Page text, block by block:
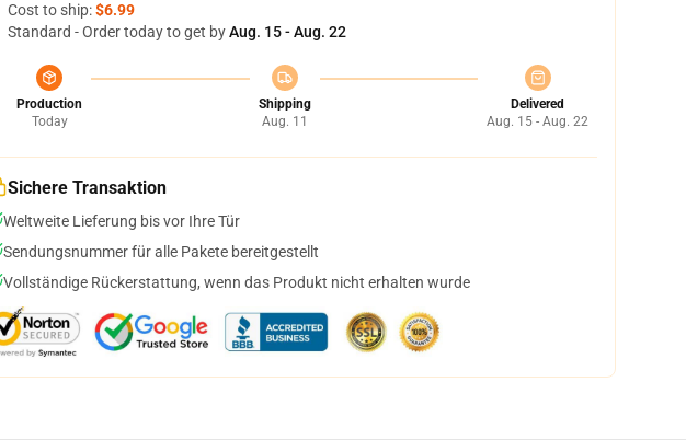
Cost to ship:$6.99
Standard - Order today to get byAug. 15 - Aug. 22
Production
Today
Shipping
Aug. 11
Delivered
Aug. 15 - Aug. 22
Sichere Transaktion
Weltweite Lieferung bis vor Ihre Tür
Sendungsnummer für alle Pakete bereitgestellt
Vollständige Rückerstattung, wenn das Produkt nicht erhalten wurde